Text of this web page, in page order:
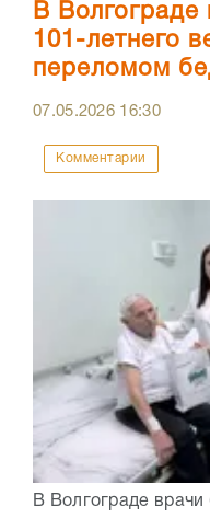
В Волгограде
101-летнего
переломом
07.05.2026 16:30
Комментарии
В Волгограде